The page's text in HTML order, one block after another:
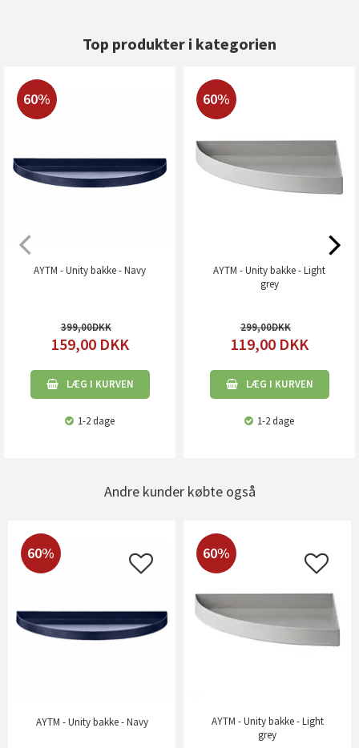
Top produkter i kategorien
60%
AYTM - Unity bakke - Navy
399,00
159,00 DKK
LÆG I KURVEN
1-2 dage
60%
AYTM - Unity bakke - Light
grey
299,00
119,00 DKK
LÆG I KURVEN
1-2 dage
Andre kunder købte også
60%
AYTM - Unity bakke - Navy
60%
AYTM - Unity bakke - Light
grey